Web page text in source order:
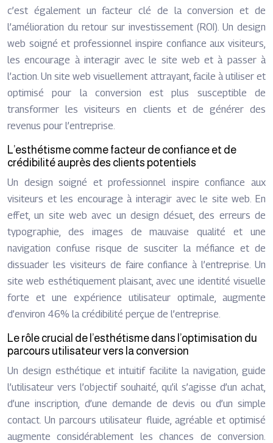
c’est également un facteur clé de la conversion et de
l’amélioration du retour sur investissement (ROI). Un design
web soigné et professionnel inspire confiance aux visiteurs,
les encourage à interagir avec le site web et à passer à
l’action. Un site web visuellement attrayant, facile à utiliser et
optimisé pour la conversion est plus susceptible de
transformer les visiteurs en clients et de générer des
revenus pour l’entreprise.
L’esthétisme comme facteur de confiance et de
crédibilité auprès des clients potentiels
Un design soigné et professionnel inspire confiance aux
visiteurs et les encourage à interagir avec le site web. En
effet, un site web avec un design désuet, des erreurs de
typographie, des images de mauvaise qualité et une
navigation confuse risque de susciter la méfiance et de
dissuader les visiteurs de faire confiance à l’entreprise. Un
site web esthétiquement plaisant, avec une identité visuelle
forte et une expérience utilisateur optimale, augmente
d’environ 46% la crédibilité perçue de l’entreprise.
Le rôle crucial de l’esthétisme dans l’optimisation du
parcours utilisateur vers la conversion
Un design esthétique et intuitif facilite la navigation, guide
l’utilisateur vers l’objectif souhaité, qu’il s’agisse d’un achat,
d’une inscription, d’une demande de devis ou d’un simple
contact. Un parcours utilisateur fluide, agréable et optimisé
augmente considérablement les chances de conversion.